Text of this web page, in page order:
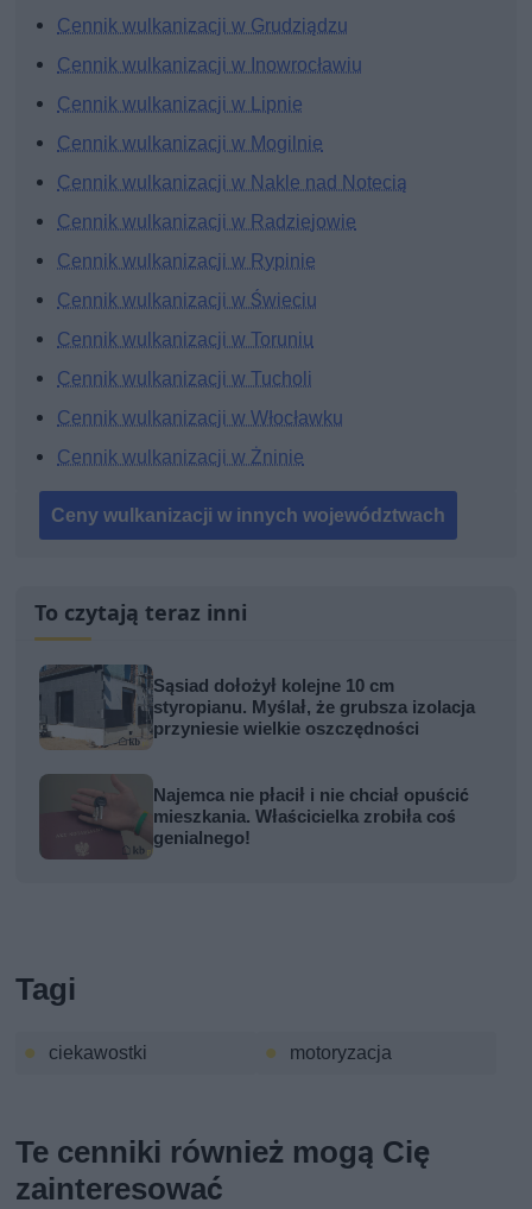
Cennik wulkanizacji w Grudziądzu
Cennik wulkanizacji w Inowrocławiu
Cennik wulkanizacji w Lipnie
Cennik wulkanizacji w Mogilnie
Cennik wulkanizacji w Nakle nad Notecią
Cennik wulkanizacji w Radziejowie
Cennik wulkanizacji w Rypinie
Cennik wulkanizacji w Świeciu
Cennik wulkanizacji w Toruniu
Cennik wulkanizacji w Tucholi
Cennik wulkanizacji w Włocławku
Cennik wulkanizacji w Żninie
Ceny wulkanizacji w innych województwach
To czytają teraz inni
Sąsiad dołożył kolejne 10 cm
styropianu. Myślał, że grubsza izolacja
przyniesie wielkie oszczędności
Najemca nie płacił i nie chciał opuścić
mieszkania. Właścicielka zrobiła coś
genialnego!
Tagi
ciekawostki motoryzacja
Te cenniki również mogą Cię
zainteresować